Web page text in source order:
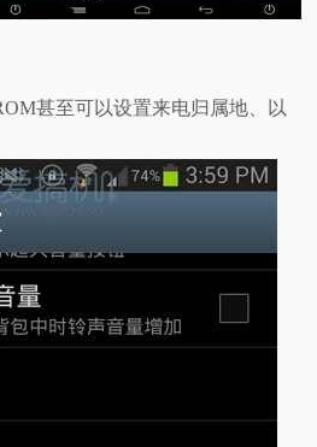
甚至可以设置来电归属地、以